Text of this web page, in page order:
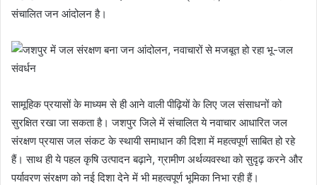
संचालित जन आंदोलन है।
सामूहिक प्रयासों के माध्यम से ही आने वाली पीढ़ियों के लिए जल संसाधनों को
सुरक्षित रखा जा सकता है। जशपुर जिले में संचालित ये नवाचार आधारित जल
संरक्षण प्रयास जल संकट के स्थायी समाधान की दिशा में महत्वपूर्ण साबित हो रहे
हैं। साथ ही ये पहल कृषि उत्पादन बढ़ाने, ग्रामीण अर्थव्यवस्था को सुदृढ़ करने और
पर्यावरण संरक्षण को नई दिशा देने में भी महत्वपूर्ण भूमिका निभा रही हैं।